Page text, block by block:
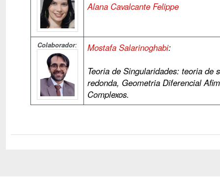
Alana Cavalcante Felippe
Colaborador: Mostafa Salarinoghabi:
Teoria de Singularidades: teoria de
redonda, Geometria Diferencial
Complexos.